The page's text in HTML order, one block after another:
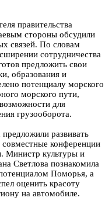
правительства
стороны обсудили
связей. По словам
сотрудничества
предложить свои
образования и
потенциалу морского
морского пути,
для
грузооборота.
развивать
конференции
Министр культуры и
Светлова познакомила
Поморья, а
оценить красоту
на автомобиле.